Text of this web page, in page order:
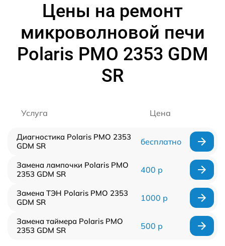
Цены на ремонт
микроволновой печи
Polaris PMO 2353 GDM
SR
Услуга Цена
Диагностика Polaris PMO 2353
GDM SR
бесплатно
Замена лампочки Polaris PMO
2353 GDM SR
400 р
Замена ТЭН Polaris PMO 2353
GDM SR
1000 р
Замена таймера Polaris PMO
2353 GDM SR
500 р